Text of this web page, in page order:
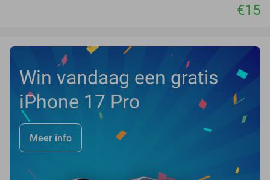
€15
Win vandaag een gratis
iPhone 17 Pro
Meer info